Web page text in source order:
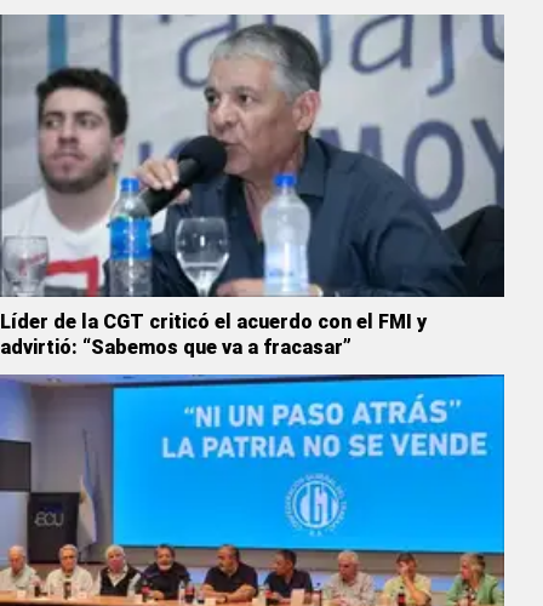
Líder de la CGT criticó el acuerdo con el FMI y
advirtió: “Sabemos que va a fracasar”